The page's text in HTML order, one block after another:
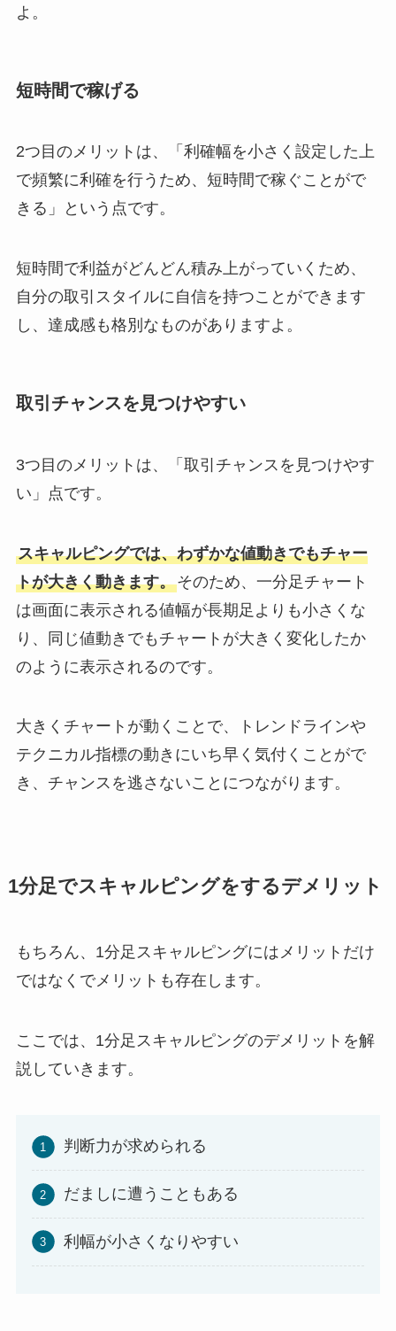
よ。
短時間で稼げる
2つ目のメリットは、「利確幅を小さく設定した上
で頻繁に利確を行うため、短時間で稼ぐことがで
きる」という点です。
短時間で利益がどんどん積み上がっていくため、
自分の取引スタイルに自信を持つことができます
し、達成感も格別なものがありますよ。
取引チャンスを見つけやすい
3つ目のメリットは、「取引チャンスを見つけやす
い」点です。
スキャルピングでは、わずかな値動きでもチャー
トが大きく動きます。そのため、一分足チャート
は画面に表示される値幅が長期足よりも小さくな
り、同じ値動きでもチャートが大きく変化したか
のように表示されるのです。
大きくチャートが動くことで、トレンドラインや
テクニカル指標の動きにいち早く気付くことがで
き、チャンスを逃さないことにつながります。
1分足でスキャルピングをするデメリット
もちろん、1分足スキャルピングにはメリットだけ
ではなくでメリットも存在します。
ここでは、1分足スキャルピングのデメリットを解
説していきます。
判断力が求められる
だましに遭うこともある
利幅が小さくなりやすい